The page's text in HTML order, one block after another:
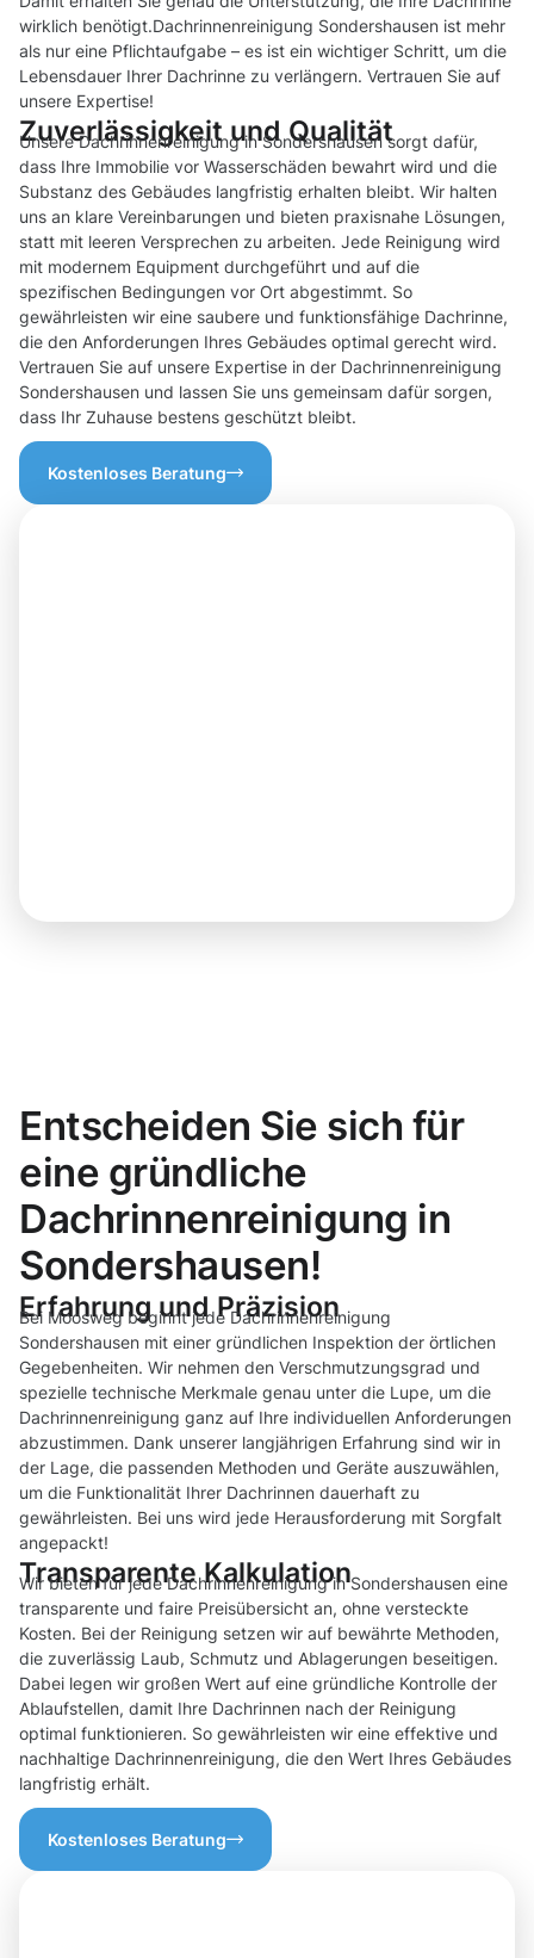
wirklich benötigt.Dachrinnenreinigung Sondershausen ist mehr
als nur eine Pflichtaufgabe – es ist ein wichtiger Schritt, um die
Lebensdauer Ihrer Dachrinne zu verlängern. Vertrauen Sie auf
unsere Expertise!
Zuverlässigkeit und Qualität
Unsere Dachrinnenreinigung in Sondershausen sorgt dafür,
dass Ihre Immobilie vor Wasserschäden bewahrt wird und die
Substanz des Gebäudes langfristig erhalten bleibt. Wir halten
uns an klare Vereinbarungen und bieten praxisnahe Lösungen,
statt mit leeren Versprechen zu arbeiten. Jede Reinigung wird
mit modernem Equipment durchgeführt und auf die
spezifischen Bedingungen vor Ort abgestimmt. So
gewährleisten wir eine saubere und funktionsfähige Dachrinne,
die den Anforderungen Ihres Gebäudes optimal gerecht wird.
Vertrauen Sie auf unsere Expertise in der Dachrinnenreinigung
Sondershausen und lassen Sie uns gemeinsam dafür sorgen,
dass Ihr Zuhause bestens geschützt bleibt.
Kostenloses Beratung
Entscheiden Sie sich für
eine gründliche
Dachrinnenreinigung in
Sondershausen!
Erfahrung und Präzision
Bei Moosweg beginnt jede Dachrinnenreinigung
Sondershausen mit einer gründlichen Inspektion der örtlichen
Gegebenheiten. Wir nehmen den Verschmutzungsgrad und
spezielle technische Merkmale genau unter die Lupe, um die
Dachrinnenreinigung ganz auf Ihre individuellen Anforderungen
abzustimmen. Dank unserer langjährigen Erfahrung sind wir in
der Lage, die passenden Methoden und Geräte auszuwählen,
um die Funktionalität Ihrer Dachrinnen dauerhaft zu
gewährleisten. Bei uns wird jede Herausforderung mit Sorgfalt
angepackt!
Transparente Kalkulation
Wir bieten für jede Dachrinnenreinigung in Sondershausen eine
transparente und faire Preisübersicht an, ohne versteckte
Kosten. Bei der Reinigung setzen wir auf bewährte Methoden,
die zuverlässig Laub, Schmutz und Ablagerungen beseitigen.
Dabei legen wir großen Wert auf eine gründliche Kontrolle der
Ablaufstellen, damit Ihre Dachrinnen nach der Reinigung
optimal funktionieren. So gewährleisten wir eine effektive und
nachhaltige Dachrinnenreinigung, die den Wert Ihres Gebäudes
langfristig erhält.
Kostenloses Beratung